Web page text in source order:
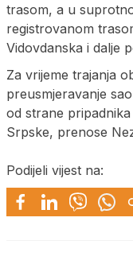
trasom, a u
registrovanom
Vidovdanska i dalje
Za vrijeme trajanja
preusmjeravanje
od strane
Srpske, prenose
Podijeli vijest na: